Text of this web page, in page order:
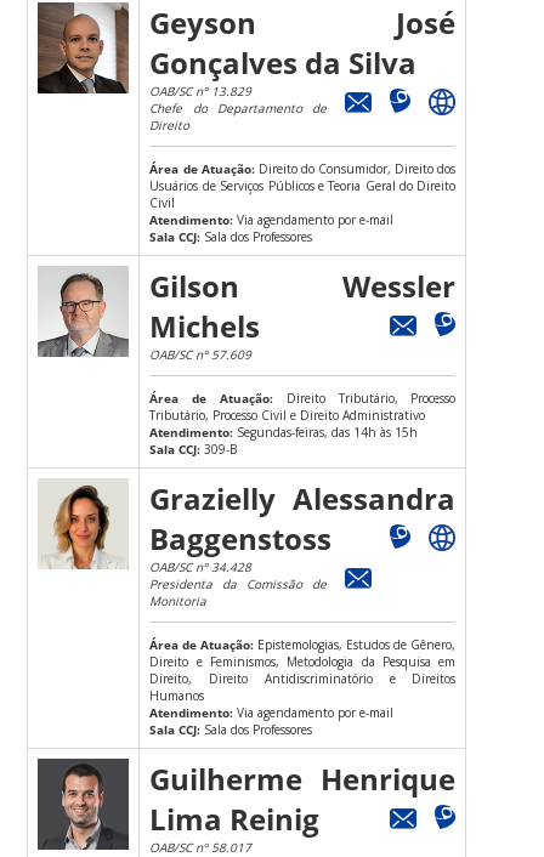
Geyson José
Gonçalves da Silva
OAB/SC nº 13.829
Chefe do Departamento de
Direito
Área de Atuação:Direito do Consumidor, Direito dos
Usuários de Serviços Públicos e Teoria Geral do Direito
Civil
Atendimento: Via agendamento por e-mail
Sala CCJ: Sala dos Professores
Gilson Wessler
Michels
OAB/SC nº 57.609
Área de Atuação: Direito Tributário, Processo
Tributário, Processo Civil e Direito Administrativo
Atendimento: Segundas-feiras, das 14h às 15h
Sala CCJ: 309-B
Grazielly Alessandra
Baggenstoss
OAB/SC nº 34.428
Presidenta da Comissão de
Monitoria
Área de Atuação: Epistemologias, Estudos de Gênero,
Direito e Feminismos, Metodologia da Pesquisa em
Direito, Direito Antidiscriminatório e Direitos
Humanos
Atendimento: Via agendamento por e-mail
Sala CCJ: Sala dos Professores
Guilherme Henrique
Lima Reinig
OAB/SC nº 58.017